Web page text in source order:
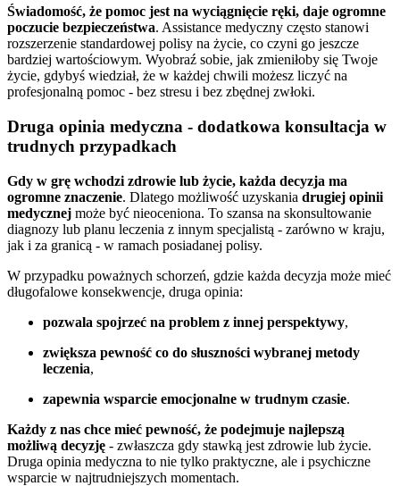
Świadomość, że pomoc jest na wyciągnięcie ręki, daje ogromne
poczucie bezpieczeństwa. Assistance medyczny często stanowi
rozszerzenie standardowej polisy na życie, co czyni go jeszcze
bardziej wartościowym. Wyobraź sobie, jak zmieniłoby się Twoje
życie, gdybyś wiedział, że w każdej chwili możesz liczyć na
profesjonalną pomoc - bez stresu i bez zbędnej zwłoki.
Druga opinia medyczna - dodatkowa konsultacja w
trudnych przypadkach
Gdy w grę wchodzi zdrowie lub życie, każda decyzja ma
ogromne znaczenie. Dlatego możliwość uzyskania drugiej opinii
medycznej może być nieoceniona. To szansa na skonsultowanie
diagnozy lub planu leczenia z innym specjalistą - zarówno w kraju,
jak i za granicą - w ramach posiadanej polisy.
W przypadku poważnych schorzeń, gdzie każda decyzja może mieć
długofalowe konsekwencje, druga opinia:
pozwala spojrzeć na problem z innej perspektywy,
zwiększa pewność co do słuszności wybranej metody
leczenia,
zapewnia wsparcie emocjonalne w trudnym czasie.
Każdy z nas chce mieć pewność, że podejmuje najlepszą
możliwą decyzję - zwłaszcza gdy stawką jest zdrowie lub życie.
Druga opinia medyczna to nie tylko praktyczne, ale i psychiczne
wsparcie w najtrudniejszych momentach.